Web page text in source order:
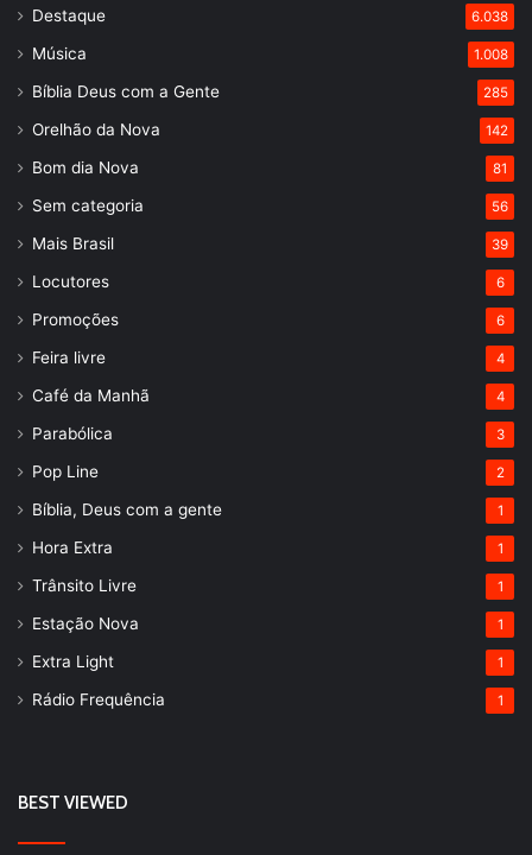
Destaque 6.038
Música 1.008
Bíblia Deus com a Gente 285
Orelhão da Nova 142
Bom dia Nova 81
Sem categoria 56
Mais Brasil 39
Locutores 6
Promoções 6
Feira livre 4
Café da Manhã 4
Parabólica 3
Pop Line 2
Bíblia, Deus com a gente 1
Hora Extra 1
Trânsito Livre 1
Estação Nova 1
Extra Light 1
Rádio Frequência 1
BEST VIEWED